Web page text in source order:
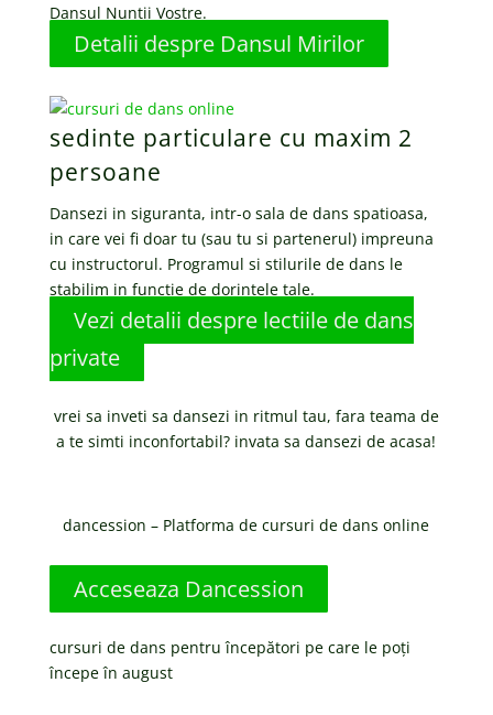
Dansul Nuntii Vostre.
Detalii despre Dansul Mirilor
sedinte particulare cu maxim 2
persoane
Dansezi in siguranta, intr-o sala de dans spatioasa,
in care vei fi doar tu (sau tu si partenerul) impreuna
cu instructorul. Programul si stilurile de dans le
stabilim in functie de dorintele tale.
Vezi detalii despre lectiile de dans
private
vrei sa inveti sa dansezi in ritmul tau, fara teama de
a te simti inconfortabil? invata sa dansezi de acasa!
dancession – Platforma de cursuri de dans online
Acceseaza Dancession
cursuri de dans pentru începători pe care le poți
începe în august